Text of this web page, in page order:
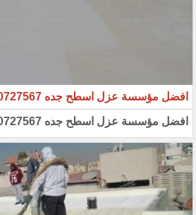
افضل مؤسسة عزل اسطح جده 0500727567
افضل مؤسسة عزل اسطح جده 0500727567